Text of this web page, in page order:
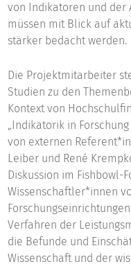
von Indikatoren und der
müssen mit Blick auf
stärker bedacht werden.
Die Projektmitarbeiter
Studien zu den
Kontext von
„Indikatorik in
von externen
Leiber und René
Diskussion im
Wissenschaftler*innen
Verfahren der
die Befunde und
Wissenschaft und der